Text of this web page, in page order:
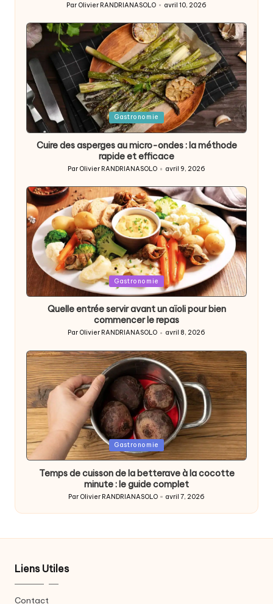
Posted
Par Olivier RANDRIANASOLO avril 10, 2026
Posted
Gastronomie
Cuire des asperges au micro-ondes : la méthode
rapide et efficace
Posted
by
Par Olivier RANDRIANASOLO avril 9, 2026
Posted
in
Gastronomie
Quelle entrée servir avant un aïoli pour bien
commencer le repas
Par Olivier RANDRIANASOLO avril 8, 2026
Posted
Gastronomie
Temps de cuisson de la betterave à la cocotte
minute : le guide complet
Posted
by
Par Olivier RANDRIANASOLO avril 7, 2026
Liens Utiles
Contact